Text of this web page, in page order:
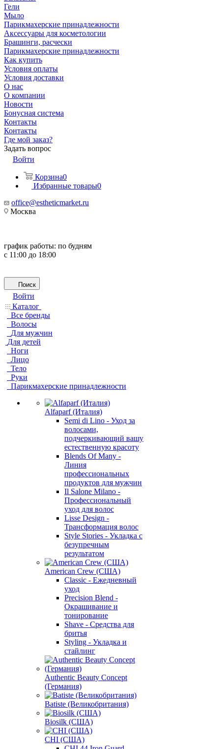
Гели
Мыло
Парикмахерские принадлежности
Аксессуары для косметологии
Брашинги, расчески
Парикмахерские принадлежности
Как купить
Условия оплаты
Условия доставки
О нас
О компании
Новости
Бонусная система
Контакты
Контакты
Где мой заказ?
Задать вопрос
Войти
Корзина0
Избранные товары0
office@estheticmarket.ru
Москва
график работы: по будням
с 11:00 до 18:00
Поиск
Войти
Каталог
Все бренды
Волосы
Для мужчин
Для детей
Ноги
Лицо
Тело
Руки
Парикмахерские принадлежности
Alfaparf (Италия)
Semi di Lino - Уход за
волосами,
подчеркивающий вашу
естественную красоту
Blends Of Many -
Линия
профессиональных
продуктов для мужчин
Il Salone Milano -
Профессиональный
уход для волос
Lisse Design -
Трансформация волос
Style Stories - Укладка с
безупречным
результатом
American Crew (США)
Classic - Ежедневный
уход
Precision Blend -
Окрашивание и
тонирование
Shave - Средства для
бритья
Styling - Укладка и
стайлинг
Authentic Beauty Concept
(Германия)
Batiste (Великобритания)
Biosilk (США)
CHI (США)